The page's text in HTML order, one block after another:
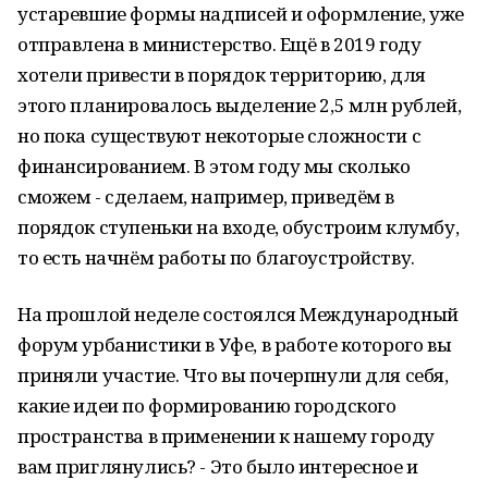
устаревшие формы надписей и оформление, уже
отправлена в министерство. Ещё в 2019 году
хотели привести в порядок территорию, для
этого планировалось выделение 2,5 млн рублей,
но пока существуют некоторые сложности с
финансированием. В этом году мы сколько
сможем - сделаем, например, приведём в
порядок ступеньки на входе, обустроим клумбу,
то есть начнём работы по благоустройству.
На прошлой неделе состоялся Международный
форум урбанистики в Уфе, в работе которого вы
приняли участие. Что вы почерпнули для себя,
какие идеи по формированию городского
пространства в применении к нашему городу
вам приглянулись? - Это было интересное и